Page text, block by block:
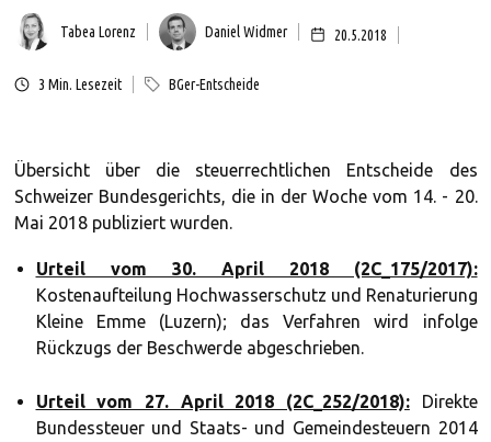
Tabea Lorenz Daniel Widmer 20.5.2018
3 Min. Lesezeit BGer-Entscheide
Übersicht über die steuerrechtlichen Entscheide des
Schweizer Bundesgerichts, die in der Woche vom 14. - 20.
Mai 2018 publiziert wurden.
Urteil vom 30. April 2018 (2C_175/2017):
Kostenaufteilung Hochwasserschutz und Renaturierung
Kleine Emme (Luzern); das Verfahren wird infolge
Rückzugs der Beschwerde abgeschrieben.
Urteil vom 27. April 2018 (2C_252/2018):Direkte
Bundessteuer und Staats- und Gemeindesteuern 2014